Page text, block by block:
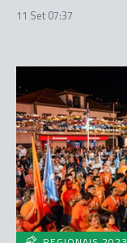
11 Set 07:37